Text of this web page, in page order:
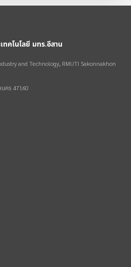
คโนโลยี มทร.อีสาน
and Technology, RMUTI Sakonnakhon
คร 47160